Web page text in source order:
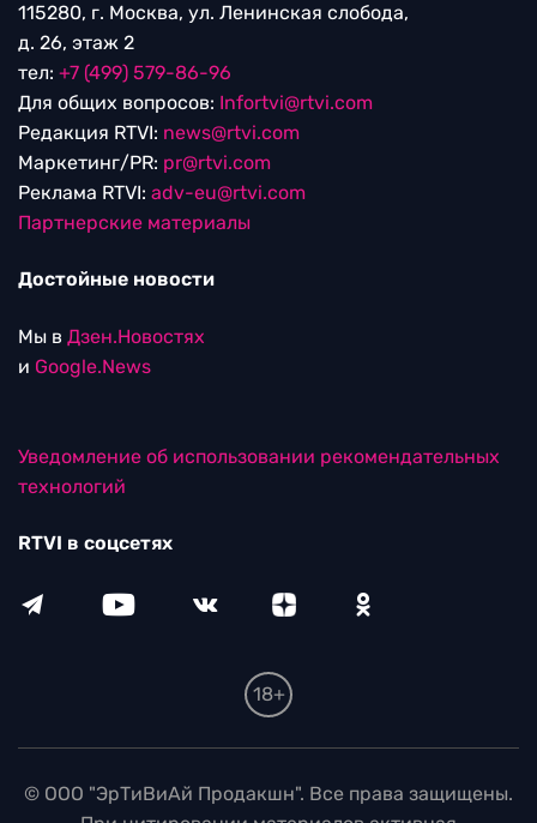
115280, г. Москва, ул. Ленинская слобода,
д. 26, этаж 2
тел: +7 (499) 579-86-96
Для общих вопросов: Infortvi@rtvi.com
Редакция RTVI: news@rtvi.com
Маркетинг/PR: pr@rtvi.com
Реклама RTVI: adv-eu@rtvi.com
Партнерские материалы
Достойные новости
Мы в Дзен.Новостях
и Google.News
Уведомление об использовании рекомендательных
технологий
RTVI в соцсетях
18+
© ООО "ЭрТиВиАй Продакшн". Все права защищены.